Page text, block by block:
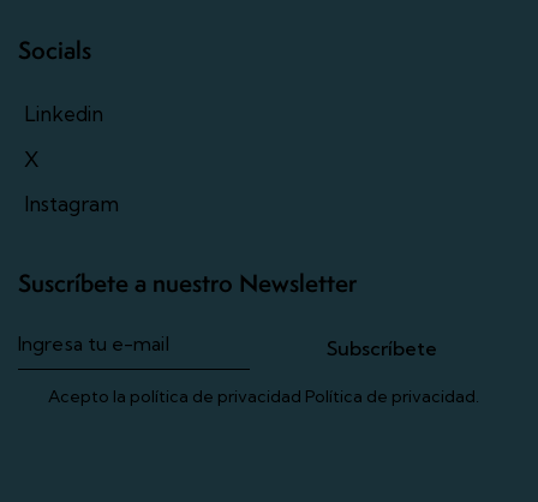
Socials
Linkedin
X
Instagram
Suscríbete a nuestro Newsletter
Subscríbete
Acepto la política de privacidad Política de privacidad.